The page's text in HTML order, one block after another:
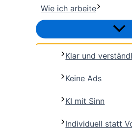
Wie ich arbeite
Klar und
Keine Ads
KI mit Sinn
Individuell statt